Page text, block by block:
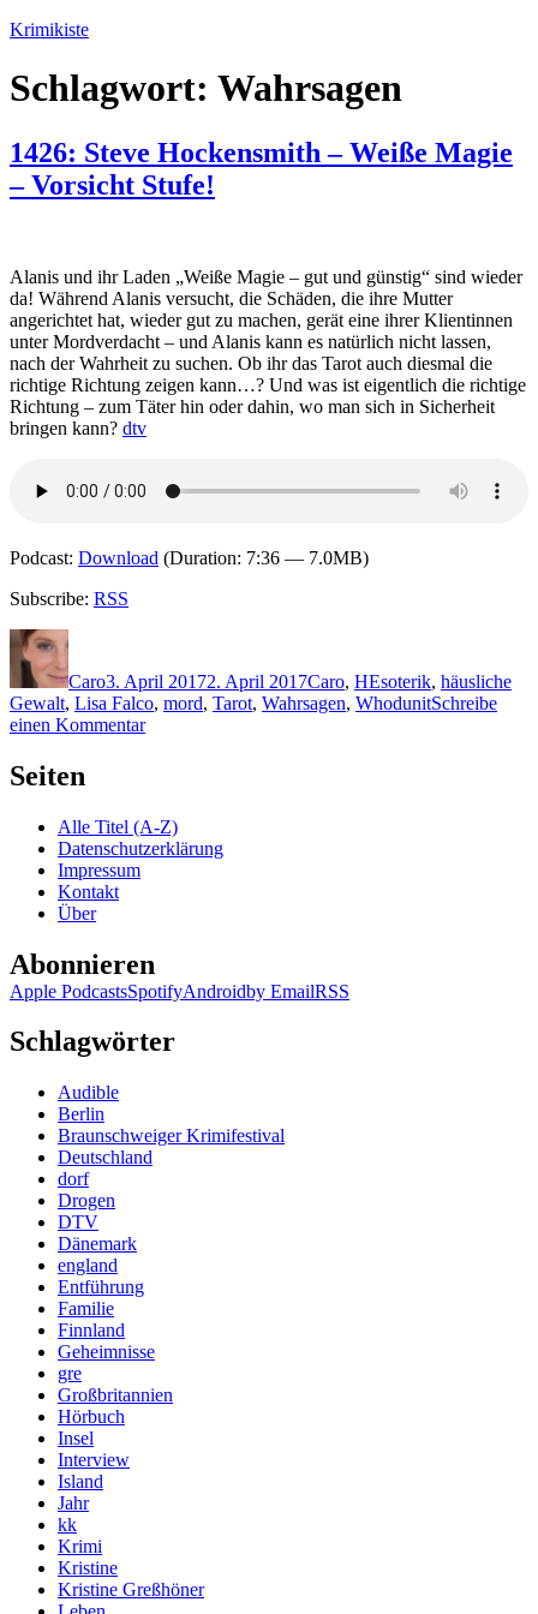
Zum
springen
Krimikiste
Schlagwort: Wahrsagen
1426: Steve Hockensmith – Weiße Magie
– Vorsicht Stufe!
Alanis und ihr Laden „Weiße Magie – gut und günstig“ sind wieder
da! Während Alanis versucht, die Schäden, die ihre Mutter
angerichtet hat, wieder gut zu machen, gerät eine ihrer Klientinnen
unter Mordverdacht – und Alanis kann es natürlich nicht lassen,
nach der Wahrheit zu suchen. Ob ihr das Tarot auch diesmal die
richtige Richtung zeigen kann…? Und was ist eigentlich die richtige
Richtung – zum Täter hin oder dahin, wo man sich in Sicherheit
bringen kann? dtv
Podcast: Download (Duration: 7:36 — 7.0MB)
Subscribe: RSS
Autor
Caro3. April 20172. April 2017Caro, HEsoterik, häusliche
Gewalt, Lisa Falco, mord, Tarot, Wahrsagen, WhodunitSchreibe
einen Kommentarzu
Weiße
Magie
Seiten
Alle Titel (A-Z)
Datenschutzerklärung
Impressum
Kontakt
Über
Abonnieren
Apple PodcastsSpotifyAndroidby EmailRSS
Schlagwörter
Audible
Berlin
Braunschweiger Krimifestival
Deutschland
dorf
Drogen
DTV
Dänemark
england
Entführung
Familie
Finnland
Geheimnisse
gre
Großbritannien
Hörbuch
Insel
Interview
Island
Jahr
kk
Krimi
Kristine
Kristine Greßhöner